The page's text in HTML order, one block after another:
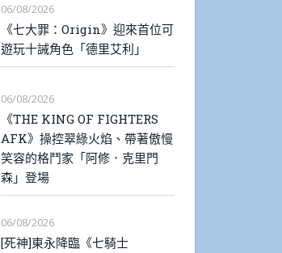
06/08/2026
《七大罪：Origin》迎來首位可
遊玩十誡角色「德里艾利」
06/08/2026
《THE KING OF FIGHTERS
AFK》操控翠綠火焰、帶著傲慢
笑容的格鬥家「阿修．克里門
森」登場
06/08/2026
[死神]東永降臨《七騎士